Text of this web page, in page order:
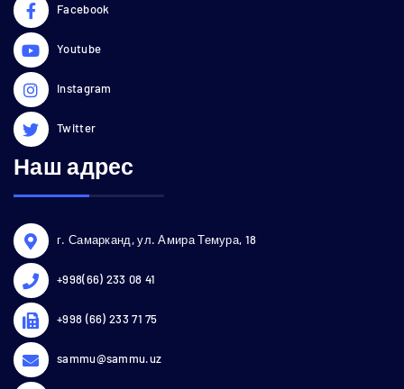
Facebook
Youtube
Instagram
Twitter
Наш адрес
г. Самарканд, ул. Амира Темура, 18
+998(66) 233 08 41
+998 (66) 233 71 75
sammu@sammu.uz